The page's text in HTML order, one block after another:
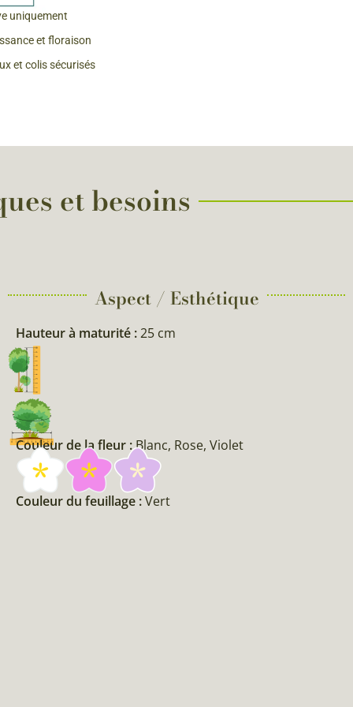
& Graines Spéciales Fraîcheur
fleurs de A à Z
uniquement
et floraison
et colis sécurisés
et besoins
Aspect / Esthétique
Hauteur à maturité :25 cm
Couleur de la fleur :Blanc, Rose, Violet
Couleur du feuillage :Vert